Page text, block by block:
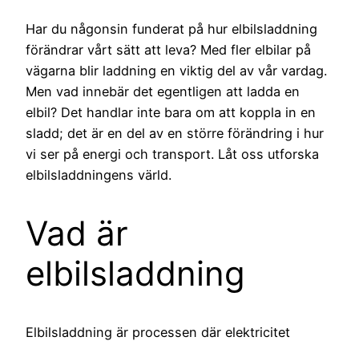
Har du någonsin funderat på hur elbilsladdning
förändrar vårt sätt att leva? Med fler elbilar på
vägarna blir laddning en viktig del av vår vardag.
Men vad innebär det egentligen att ladda en
elbil? Det handlar inte bara om att koppla in en
sladd; det är en del av en större förändring i hur
vi ser på energi och transport. Låt oss utforska
elbilsladdningens värld.
Vad är
elbilsladdning
Elbilsladdning är processen där elektricitet